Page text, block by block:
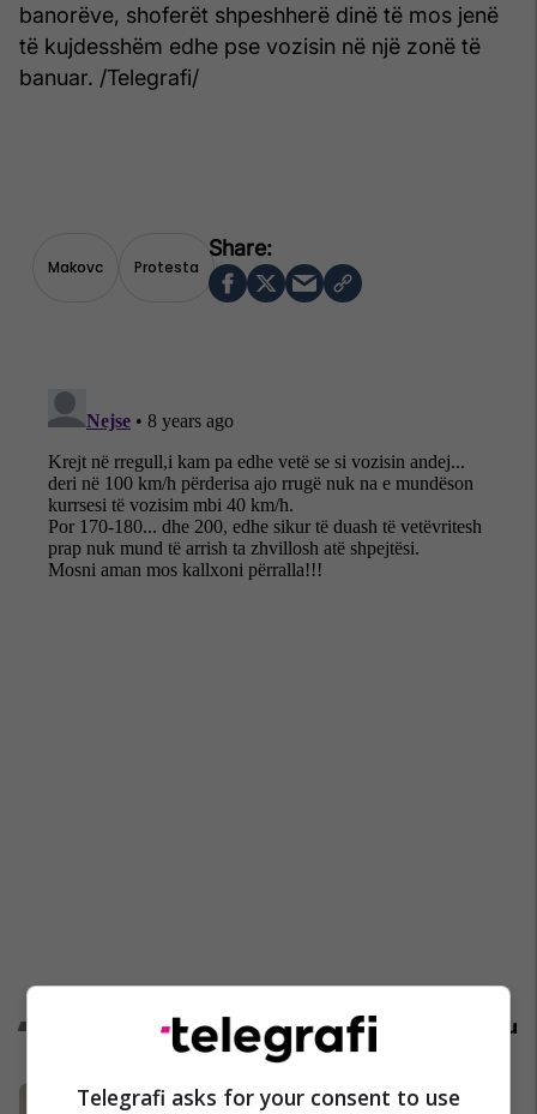
banorëve, shoferët shpeshherë dinë të mos jenë
të kujdesshëm edhe pse vozisin në një zonë të
banuar. /Telegrafi/
Makovc Protesta
Reklamo këtu
Trajtim pa operacion dhe i
Telegrafi asks for your consent to use